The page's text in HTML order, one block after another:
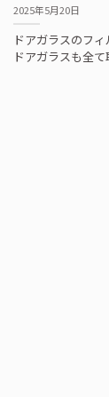
2025年5月20日
ドアガラスのフ
ドアガラスも全